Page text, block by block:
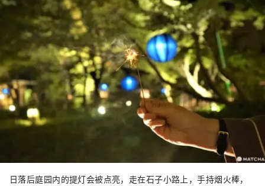
日落后庭园内的提灯会被点亮，走在石子小路上，手持烟火棒，